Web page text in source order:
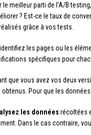
le meilleur parti de l’A/B
? Est-ce le taux de
grâce à vos tests.
les pages ou les
spécifiques pour
que vous avez vos deux
Pour que les
les données récoltées
Dans le cas contraire,